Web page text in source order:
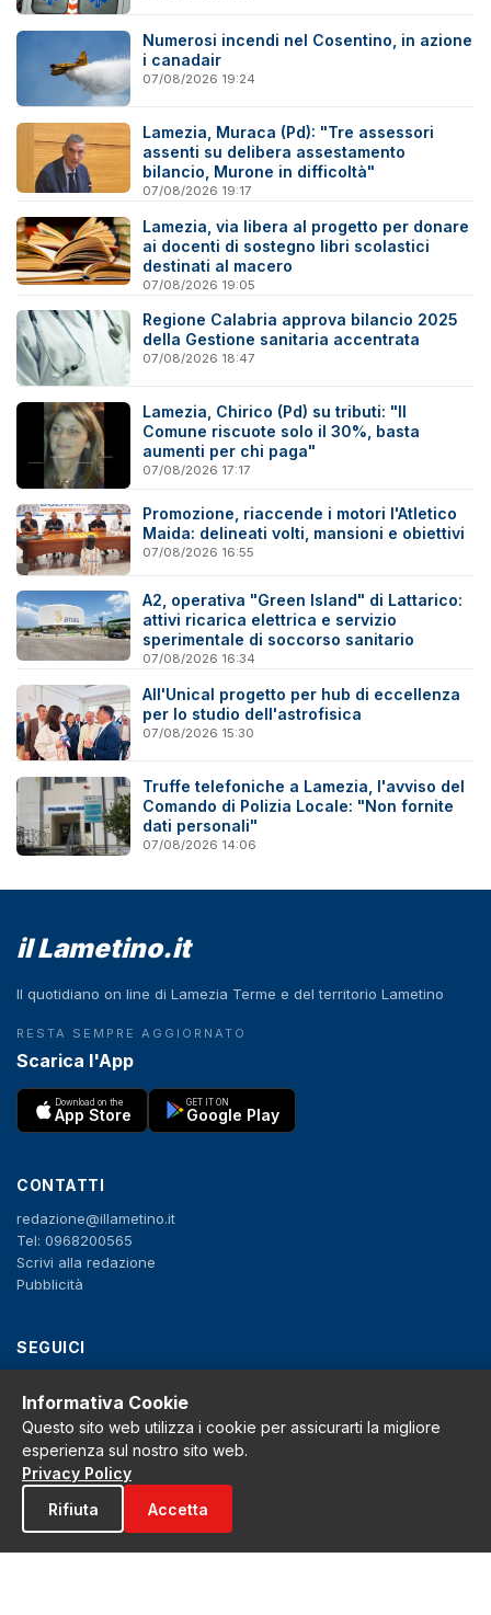
Numerosi incendi nel Cosentino, in azione
i canadair
07/08/2026 19:24
Lamezia, Muraca (Pd): "Tre assessori
assenti su delibera assestamento
bilancio, Murone in difficoltà"
07/08/2026 19:17
Lamezia, via libera al progetto per donare
ai docenti di sostegno libri scolastici
destinati al macero
07/08/2026 19:05
Regione Calabria approva bilancio 2025
della Gestione sanitaria accentrata
07/08/2026 18:47
Lamezia, Chirico (Pd) su tributi: "Il
Comune riscuote solo il 30%, basta
aumenti per chi paga"
07/08/2026 17:17
Promozione, riaccende i motori l'Atletico
Maida: delineati volti, mansioni e obiettivi
07/08/2026 16:55
A2, operativa "Green Island" di Lattarico:
attivi ricarica elettrica e servizio
sperimentale di soccorso sanitario
07/08/2026 16:34
All'Unical progetto per hub di eccellenza
per lo studio dell'astrofisica
07/08/2026 15:30
Truffe telefoniche a Lamezia, l'avviso del
Comando di Polizia Locale: "Non fornite
dati personali"
07/08/2026 14:06
il Lametino.it
Il quotidiano on line di Lamezia Terme e del territorio Lametino
RESTA SEMPRE AGGIORNATO
Scarica l'App
Download on the
App Store
GET IT ON
Google Play
CONTATTI
redazione@illametino.it
Tel: 0968200565
Scrivi alla redazione
Pubblicità
SEGUICI
Privacy Policy
Cookie Policy
Note legali
La Redazione
Informativa Cookie
Questo sito web utilizza i cookie per assicurarti la migliore
esperienza sul nostro sito web.
Privacy Policy
Rifiuta
Accetta